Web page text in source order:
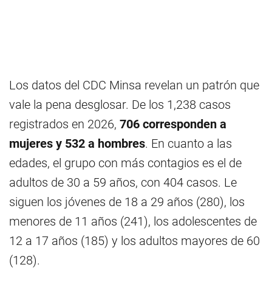
Los datos del CDC Minsa revelan un patrón que
vale la pena desglosar. De los 1,238 casos
registrados en 2026, 706 corresponden a
mujeres y 532 a hombres. En cuanto a las
edades, el grupo con más contagios es el de
adultos de 30 a 59 años, con 404 casos. Le
siguen los jóvenes de 18 a 29 años (280), los
menores de 11 años (241), los adolescentes de
12 a 17 años (185) y los adultos mayores de 60
(128).